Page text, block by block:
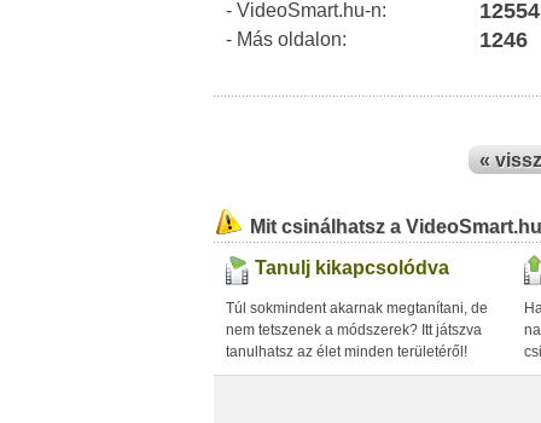
- VideoSmart.hu-n: 12554
- Más oldalon: 1246
«
Mit csinálhatsz a
Tanulj kikapcsolódva
Túl sokmindent akarnak megtanítani, de
nem tetszenek a módszerek? Itt játszva
tanulhatsz az élet minden területéről!